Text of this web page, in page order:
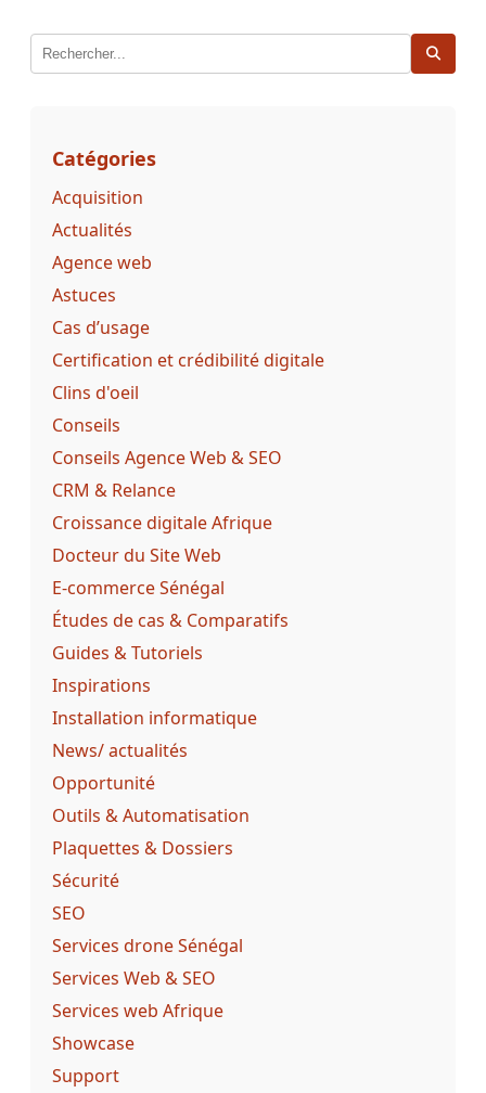
Catégories
Acquisition
Actualités
Agence web
Astuces
Cas d’usage
Certification et crédibilité digitale
Clins d'oeil
Conseils
Conseils Agence Web & SEO
CRM & Relance
Croissance digitale Afrique
Docteur du Site Web
E-commerce Sénégal
Études de cas & Comparatifs
Guides & Tutoriels
Inspirations
Installation informatique
News/ actualités
Opportunité
Outils & Automatisation
Plaquettes & Dossiers
Sécurité
SEO
Services drone Sénégal
Services Web & SEO
Services web Afrique
Showcase
Support